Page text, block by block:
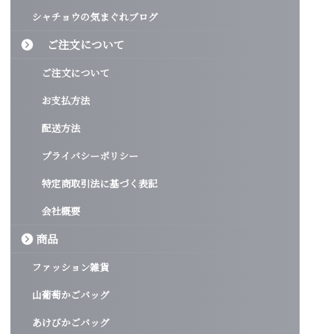
シャチョウの気まぐれブログ
ご注文について
ご注文について
お支払方法
配送方法
プライバシーポリシー
特定商取引法に基づく表記
会社概要
商品
ファッション雑貨
山葡萄かごバッグ
あけびかごバッグ